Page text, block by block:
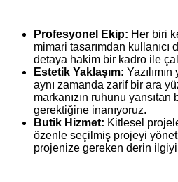
Profesyonel Ekip: Her biri
mimari tasarımdan
detaya hakim bir kadro ile
Estetik Yaklaşım:
aynı zamanda zarif bir ara
markanızın ruhunu yansıtan
gerektiğine inanıyoruz.
Butik Hizmet: Kitlesel
özenle seçilmiş projeyi
projenize gereken derin